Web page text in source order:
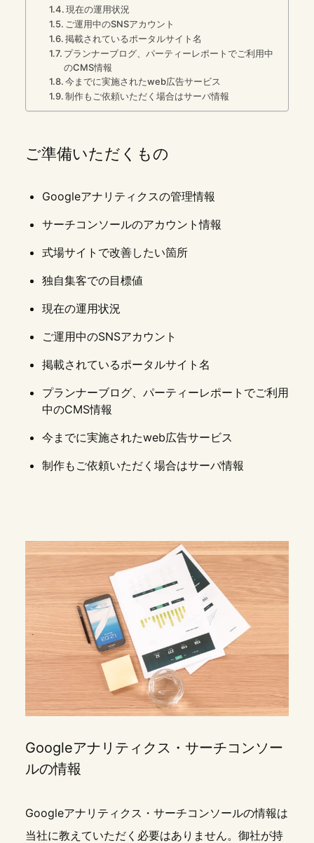
現在の運用状況
ご運用中のSNSアカウント
掲載されているポータルサイト名
プランナーブログ、パーティーレポートでご利用中
のCMS情報
今までに実施されたweb広告サービス
制作もご依頼いただく場合はサーバ情報
ご準備いただくもの
Googleアナリティクスの管理情報
サーチコンソールのアカウント情報
式場サイトで改善したい箇所
独自集客での目標値
現在の運用状況
ご運用中のSNSアカウント
掲載されているポータルサイト名
プランナーブログ、パーティーレポートでご利用
中のCMS情報
今までに実施されたweb広告サービス
制作もご依頼いただく場合はサーバ情報
Googleアナリティクス・サーチコンソー
ルの情報
Googleアナリティクス・サーチコンソールの情報は
当社に教えていただく必要はありません。御社が持